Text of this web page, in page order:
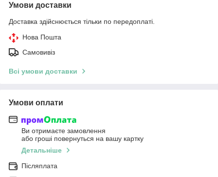
Умови доставки
Доставка здійснюється тільки по передоплаті.
Нова Пошта
Самовивіз
Всі умови доставки
Умови оплати
Ви отримаєте замовлення
або гроші повернуться на вашу картку
Детальніше
Післяплата